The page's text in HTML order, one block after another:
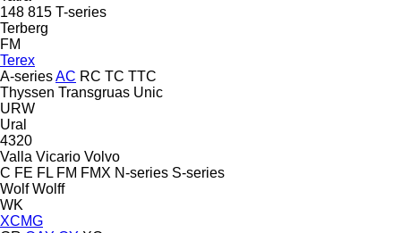
148 815 T-series
Terberg
FM
Terex
A-seriesAC RC TC TTC
Thyssen Transgruas Unic
URW
Ural
4320
Valla Vicario Volvo
C FE FL FM FMX N-series S-series
Wolf Wolff
WK
XCMG